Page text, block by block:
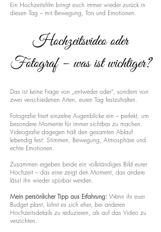
Ein Hochzeitsfilm bringt euch immer wieder zurück in
diesen Tag – mit Bewegung, Ton und Emotionen.
Hochzeitsvideo oder
Fotograf – was ist wichtiger?
Das ist keine Frage von „entweder oder“, sondern von
zwei verschiedenen Arten, euren Tag festzuhalten.
Fotografie friert einzelne Augenblicke ein – perfekt, um
besondere Momente für immer sichtbar zu machen.
Videografie dagegen hält den gesamten Ablauf
lebendig fest: Stimmen, Bewegung, Atmosphäre und
echte Emotionen.
Zusammen ergeben beide ein vollständiges Bild eurer
Hochzeit – das eine zeigt den Moment, das andere
lässt ihn wieder spürbar werden.
Mein persönlicher Tipp aus Erfahrung: Wenn ihr euer
Budget plant, lohnt es sich eher, bei anderen
Hochzeitsdetails zu reduzieren, als auf das Video zu
verzichten.